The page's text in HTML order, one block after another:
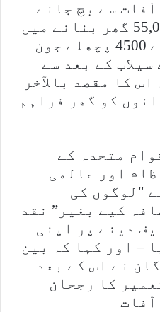
سے بچ جانے
والوں کی تقریباً 55,000 گھر بنانے میں
مدد کی ہے، جن میں سے 4500 پچھلے جون
کے بعد سے
کا مقصد بالآخر
350,000 گھرانوں کو گھر فراہم
متحدہ کے
اور عالمی
"لوگوں کی
کیے بغیر” نقد
دینے پر اپنی
– اور کہا کہ بین
نے اس کے بعد
کا رجحان
آفات